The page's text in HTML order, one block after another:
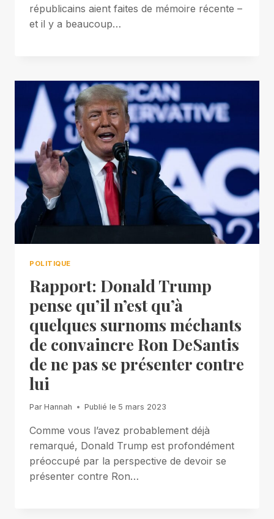
républicains aient faites de mémoire récente –
et il y a beaucoup…
POLITIQUE
Rapport: Donald Trump
pense qu’il n’est qu’à
quelques surnoms méchants
de convaincre Ron DeSantis
de ne pas se présenter contre
lui
Par Hannah Publié le 5 mars 2023
Comme vous l’avez probablement déjà
remarqué, Donald Trump est profondément
préoccupé par la perspective de devoir se
présenter contre Ron…